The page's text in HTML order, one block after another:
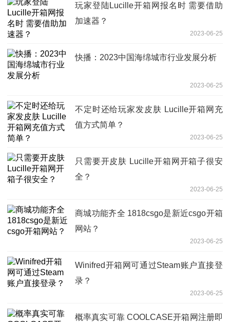
玩家登陆Lucille开箱网报名时 需要借助
加速器？
2023-06-25
快播：2023中国海绵城市行业发展分析
2023-06-25
不定时还给玩家发皮肤 Lucille开箱网充
值方式简单？
2023-06-25
只需要开皮肤 Lucille开箱网开箱子很安
全？
2023-06-25
商城功能齐全 1818csgo是新近csgo开箱
网站？
2023-06-25
Winifred开箱网可通过Steam账户直接登
录？
2023-06-25
概率真实可靠 COOLCASE开箱网注册即